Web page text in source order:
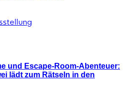
und Escape-Room-Abenteuer:
lädt zum Rätseln in den